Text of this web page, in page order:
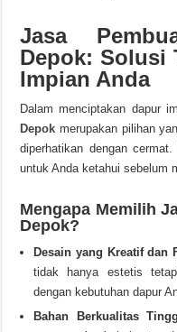
Jasa
Depok: Solusi
Impian Anda
Dalam menciptakan dapur
Depok merupakan pilihan
diperhatikan dengan
untuk Anda ketahui sebelum
Mengapa Memilih
Depok?
Desain yang Kreatif dan
tidak hanya estetis
dengan kebutuhan dapur
Bahan Berkualitas